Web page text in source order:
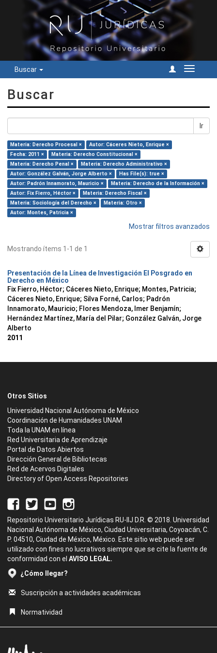
Buscar
Cambiar
Buscar
Ir
Materia: Derecho Procesal ×
Autor: Cáceres Nieto, Enrique ×
Fecha: 2011 ×
Materia: Derecho Constitucional ×
Materia: Derecho Penal ×
Materia: Derecho Administrativo ×
Autor: González Galván, Jorge Alberto ×
Has File(s): true ×
Autor: Padrón Innamorato, Mauricio ×
Materia: Derecho de la Información ×
Autor: Fix Fierro, Héctor ×
Materia: Derecho Fiscal ×
Materia: Sociología del Derecho ×
Materia: Otro ×
Autor: Montes, Patricia ×
Mostrar filtros avanzados
Mostrando ítems 1-1 de 1
Presentación de la Línea de Investigación El Posgrado en
Derecho en México
Fix Fierro, Héctor; Cáceres Nieto, Enrique; Montes, Patricia;
Cáceres Nieto, Enrique; Silva Forné, Carlos; Padrón
Innamorato, Mauricio; Flores Mendoza, Imer Benjamín;
Hernández Martínez, María del Pilar; González Galván, Jorge
Alberto
2011
Otros Sitios
Universidad Nacional Autónoma de México
Coordinación de Humanidades UNAM
Toda la UNAM en línea
Red Universitaria de Aprendizaje
Portal de Datos Abiertos
Dirección General de Bibliotecas
Red de Acervos Digitales
Directory of Open Access Repositories
Repositorio Universitario Jurídicas RU-IIJ D.R. © 2018. Universidad
Nacional Autónoma de México, Ciudad Universitaria, Coyoacán, C.
P. 04510, Ciudad de México, México. Este sitio web puede ser
utilizado con fines no lucrativos siempre que se cite la fuente de
conformidad con el AVISO LEGAL.
¿Cómo llegar?
Suscripción a actividades académicas
Normatividad